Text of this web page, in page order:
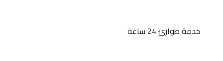
خدمة طوارئ 24 ساعة